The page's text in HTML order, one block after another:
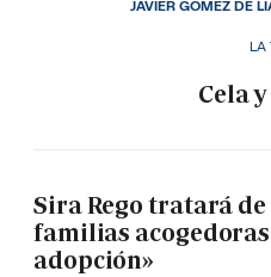
LA
Cela
JAVIER GÓMEZ DE
Sira Rego tratará
familias
adopción»